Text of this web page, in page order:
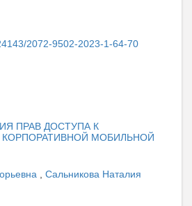
2072-9502-2023-1-64-70
ПРАВ ДОСТУПА К
МОБИЛЬНОЙ
Сальникова Наталия